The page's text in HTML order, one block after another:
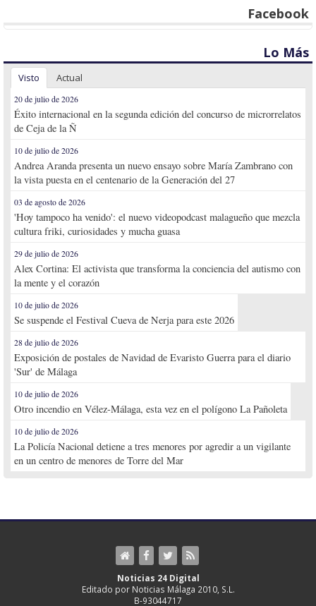
Facebook
Lo Más
Visto Actual
20 de julio de 2026
Éxito internacional en la segunda edición del concurso de microrrelatos
de Ceja de la Ñ
10 de julio de 2026
Andrea Aranda presenta un nuevo ensayo sobre María Zambrano con
la vista puesta en el centenario de la Generación del 27
03 de agosto de 2026
'Hoy tampoco ha venido': el nuevo videopodcast malagueño que mezcla
cultura friki, curiosidades y mucha guasa
29 de julio de 2026
Alex Cortina: El activista que transforma la conciencia del autismo con
la mente y el corazón
10 de julio de 2026
Se suspende el Festival Cueva de Nerja para este 2026
28 de julio de 2026
Exposición de postales de Navidad de Evaristo Guerra para el diario
'Sur' de Málaga
10 de julio de 2026
Otro incendio en Vélez-Málaga, esta vez en el polígono La Pañoleta
10 de julio de 2026
La Policía Nacional detiene a tres menores por agredir a un vigilante
en un centro de menores de Torre del Mar
Noticias 24 Digital
Editado por Noticias Málaga 2010, S.L.
B-93044717